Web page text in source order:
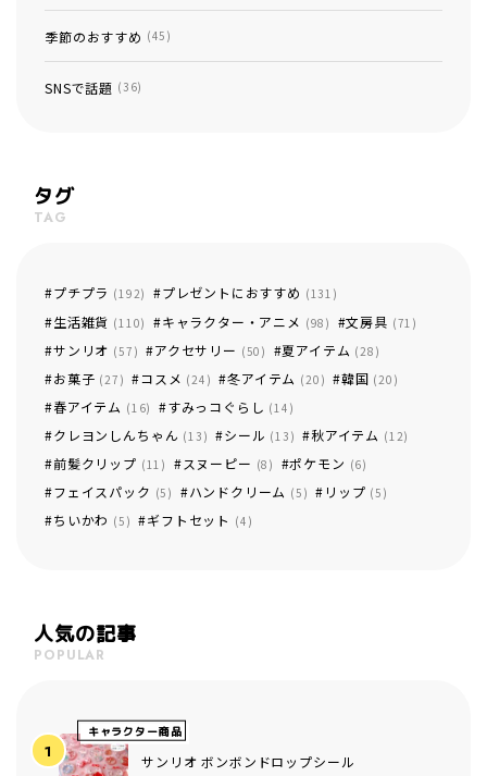
季節のおすすめ (45)
SNSで話題 (36)
タグ
TAG
プチプラ (192) プレゼントにおすすめ (131)
生活雑貨 (110) キャラクター・アニメ (98) 文房具 (71)
サンリオ (57) アクセサリー (50) 夏アイテム (28)
お菓子 (27) コスメ (24) 冬アイテム (20) 韓国 (20)
春アイテム (16) すみっコぐらし (14)
クレヨンしんちゃん (13) シール (13) 秋アイテム (12)
前髪クリップ (11) スヌーピー (8) ポケモン (6)
フェイスパック (5) ハンドクリーム (5) リップ (5)
ちいかわ (5) ギフトセット (4)
人気の記事
POPULAR
キャラクター商品
サンリオ ボンボンドロップシール